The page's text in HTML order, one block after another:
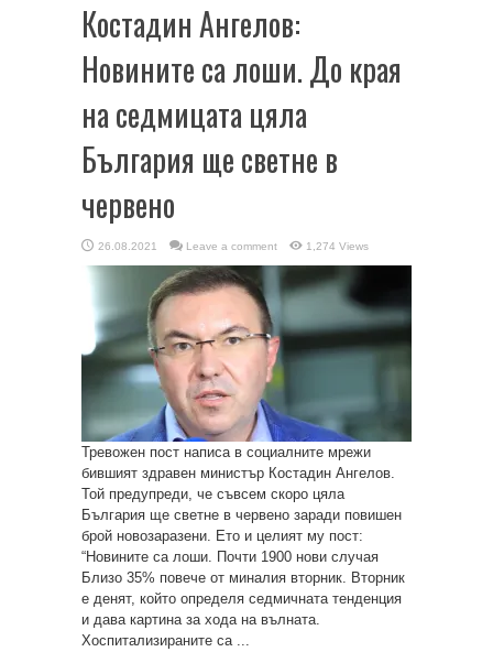
Костадин Ангелов:
Новините са лоши. До края
на седмицата цяла
България ще светне в
червено
26.08.2021 Leave a comment 1,274 Views
Тревожен пост написа в социалните мрежи
бившият здравен министър Костадин Ангелов.
Той предупреди, че съвсем скоро цяла
България ще светне в червено заради повишен
брой новозаразени. Ето и целият му пост:
“Новините са лоши. Почти 1900 нови случая
Близо 35% повече от миналия вторник. Вторник
е денят, който определя седмичната тенденция
и дава картина за хода на вълната.
Хоспитализираните са ...